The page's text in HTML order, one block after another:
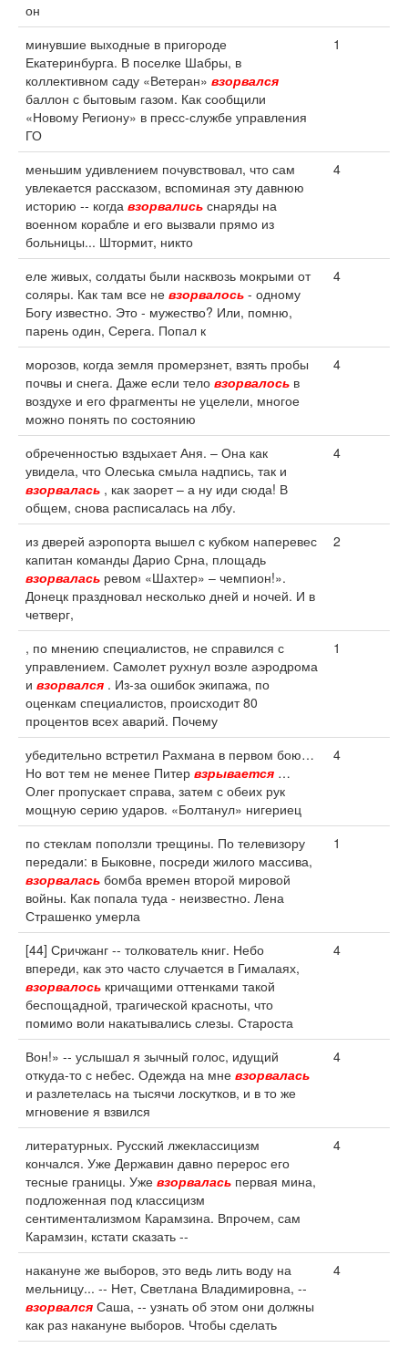
он
минувшие выходные в пригороде
Екатеринбурга. В поселке Шабры, в
коллективном саду «Ветеран» взорвался
баллон с бытовым газом. Как сообщили
«Новому Региону» в пресс-службе управления
ГО
1
меньшим удивлением почувствовал, что сам
увлекается рассказом, вспоминая эту давнюю
историю -- когда взорвались снаряды на
военном корабле и его вызвали прямо из
больницы... Штормит, никто
4
еле живых, солдаты были насквозь мокрыми от
соляры. Как там все не взорвалось - одному
Богу известно. Это - мужество? Или, помню,
парень один, Серега. Попал к
4
морозов, когда земля промерзнет, взять пробы
почвы и снега. Даже если тело взорвалось в
воздухе и его фрагменты не уцелели, многое
можно понять по состоянию
4
обреченностью вздыхает Аня. – Она как
увидела, что Олеська смыла надпись, так и
взорвалась , как заорет – а ну иди сюда! В
общем, снова расписалась на лбу.
4
из дверей аэропорта вышел с кубком наперевес
капитан команды Дарио Срна, площадь
взорвалась ревом «Шахтер» – чемпион!».
Донецк праздновал несколько дней и ночей. И в
четверг,
2
, по мнению специалистов, не справился с
управлением. Самолет рухнул возле аэродрома
и взорвался . Из-за ошибок экипажа, по
оценкам специалистов, происходит 80
процентов всех аварий. Почему
1
убедительно встретил Рахмана в первом бою…
Но вот тем не менее Питер взрывается …
Олег пропускает справа, затем с обеих рук
мощную серию ударов. «Болтанул» нигериец
4
по стеклам поползли трещины. По телевизору
передали: в Быковне, посреди жилого массива,
взорвалась бомба времен второй мировой
войны. Как попала туда - неизвестно. Лена
Страшенко умерла
1
[44] Сричжанг -- толкователь книг. Небо
впереди, как это часто случается в Гималаях,
взорвалось кричащими оттенками такой
беспощадной, трагической красноты, что
помимо воли накатывались слезы. Староста
4
Вон!» -- услышал я зычный голос, идущий
откуда-то с небес. Одежда на мне взорвалась
и разлетелась на тысячи лоскутков, и в то же
мгновение я взвился
4
литературных. Русский лжеклассицизм
кончался. Уже Державин давно перерос его
тесные границы. Уже взорвалась первая мина,
подложенная под классицизм
сентиментализмом Карамзина. Впрочем, сам
Карамзин, кстати сказать --
4
накануне же выборов, это ведь лить воду на
мельницу... -- Нет, Светлана Владимировна, --
взорвался Саша, -- узнать об этом они должны
как раз накануне выборов. Чтобы сделать
4